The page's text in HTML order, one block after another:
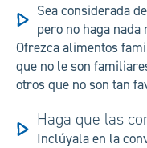
Sea considerada
pero no haga
Ofrezca alimentos
que no le son
otros que no son tan
Haga que las
Inclúyala en la